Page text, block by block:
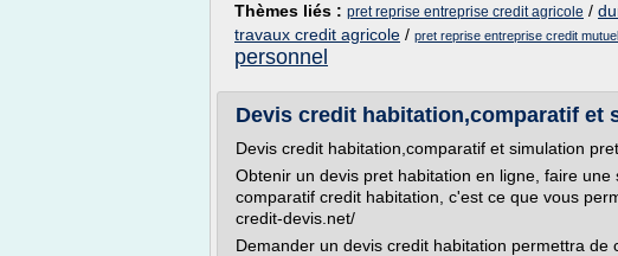
Thèmes liés : pret reprise entreprise credit agricole /
travaux credit agricole / pret reprise entreprise credit mutuel
personnel
Devis credit habitation,comparatif et
Devis credit habitation,comparatif et simulation
Obtenir un devis pret habitation en ligne, faire
comparatif credit habitation, c'est ce que vous
credit-devis.net/
Demander un devis credit habitation permettra